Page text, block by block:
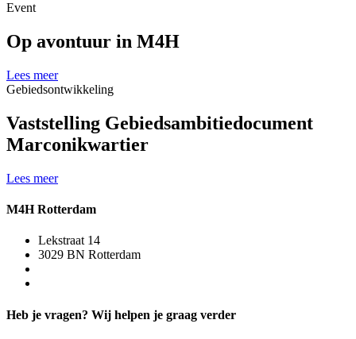
Event
Op avontuur in M4H
Lees meer
Gebiedsontwikkeling
Vaststelling Gebiedsambitiedocument
Marconikwartier
Lees meer
M4H Rotterdam
Lekstraat 14
3029 BN Rotterdam
Heb je vragen? Wij helpen je graag verder